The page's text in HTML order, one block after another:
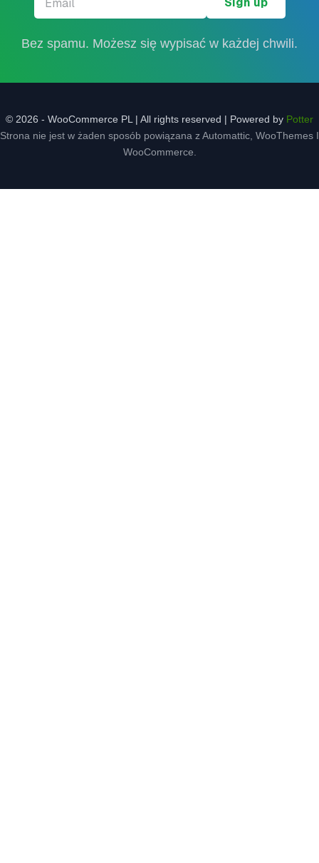
Bez spamu. Możesz się wypisać w każdej chwili.
© 2026 - WooCommerce PL | All rights reserved | Powered by Potter
Strona nie jest w żaden sposób powiązana z Automattic, WooThemes I
WooCommerce.